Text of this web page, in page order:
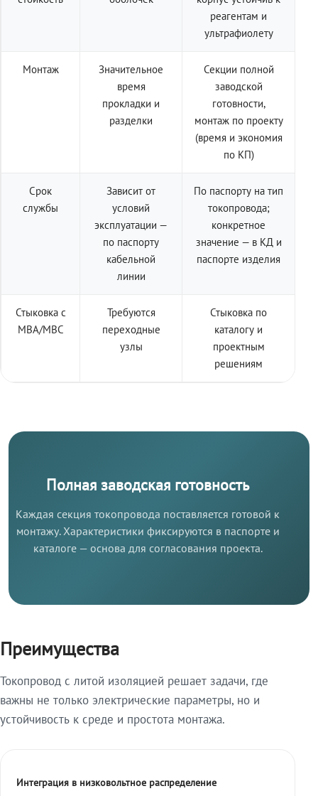
реагентам и
ультрафиолету
Монтаж
Значительное
время
прокладки и
разделки
Секции полной
заводской
готовности,
монтаж по проекту
(время и экономия
по КП)
Срок
службы
Зависит от
условий
эксплуатации —
по паспорту
кабельной
линии
По паспорту на тип
токопровода;
конкретное
значение — в КД и
паспорте изделия
Стыковка с
МВА/МВС
Требуются
переходные
узлы
Стыковка по
каталогу и
проектным
решениям
Полная заводская готовность
Каждая секция токопровода поставляется готовой к
монтажу. Характеристики фиксируются в паспорте и
каталоге — основа для согласования проекта.
Преимущества
Токопровод с литой изоляцией решает задачи, где
важны не только электрические параметры, но и
устойчивость к среде и простота монтажа.
Интеграция в низковольтное распределение